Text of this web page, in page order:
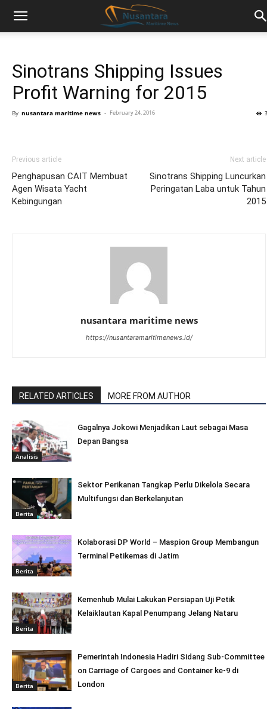
Sinotrans Shipping Issues
Profit Warning for 2015
By nusantara maritime news - February 24, 2016
Previous article
Penghapusan CAIT Membuat
Agen Wisata Yacht
Kebingungan
Next article
Sinotrans Shipping Luncurkan
Peringatan Laba untuk Tahun
2015
nusantara maritime news
https://nusantaramaritimenews.id/
RELATED ARTICLES MORE FROM AUTHOR
Analisis
Gagalnya Jokowi Menjadikan Laut sebagai Masa
Depan Bangsa
Berita
Sektor Perikanan Tangkap Perlu Dikelola Secara
Multifungsi dan Berkelanjutan
Berita
Kolaborasi DP World – Maspion Group Membangun
Terminal Petikemas di Jatim
Berita
Kemenhub Mulai Lakukan Persiapan Uji Petik
Kelaiklautan Kapal Penumpang Jelang Nataru
Berita
Pemerintah Indonesia Hadiri Sidang Sub-Committee
on Carriage of Cargoes and Container ke-9 di
London